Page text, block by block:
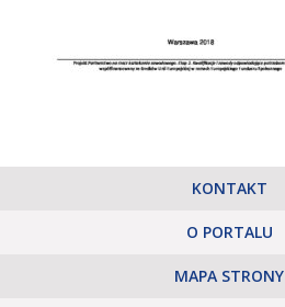
KONTAKT
O PORTALU
MAPA STRONY